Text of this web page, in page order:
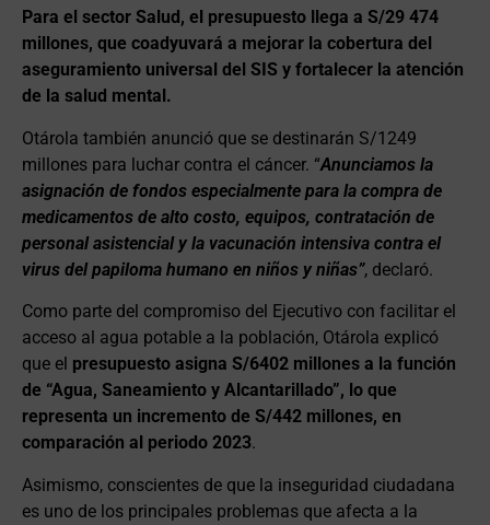
Para el sector Salud, el presupuesto llega a S/29 474
millones, que coadyuvará a mejorar la cobertura del
aseguramiento universal del SIS y fortalecer la atención
de la salud mental.
Otárola también anunció que se destinarán S/1249
millones para luchar contra el cáncer. “Anunciamos la
asignación de fondos especialmente para la compra de
medicamentos de alto costo, equipos, contratación de
personal asistencial y la vacunación intensiva contra el
virus del papiloma humano en niños y niñas”, declaró.
Como parte del compromiso del Ejecutivo con facilitar el
acceso al agua potable a la población, Otárola explicó
que el presupuesto asigna S/6402 millones a la función
de “Agua, Saneamiento y Alcantarillado”, lo que
representa un incremento de S/442 millones, en
comparación al periodo 2023.
Asimismo, conscientes de que la inseguridad ciudadana
es uno de los principales problemas que afecta a la